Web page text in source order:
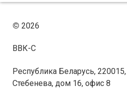
© 2026
ВВК-С
Республика Беларусь,
Стебенева, дом 16, офис 8